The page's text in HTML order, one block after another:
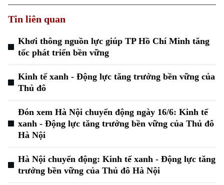
Xu hướng
Tin liên quan
Khơi thông nguồn lực giúp TP Hồ Chí Minh tăng
tốc phát triển bền vững
Kinh tế xanh - Động lực tăng trưởng bền vững của
Thủ đô
Đón xem Hà Nội chuyển động ngày 16/6: Kinh tế
xanh - Động lực tăng trưởng bền vững của Thủ đô
Hà Nội
Hà Nội chuyển động: Kinh tế xanh - Động lực tăng
trưởng bền vững của Thủ đô Hà Nội